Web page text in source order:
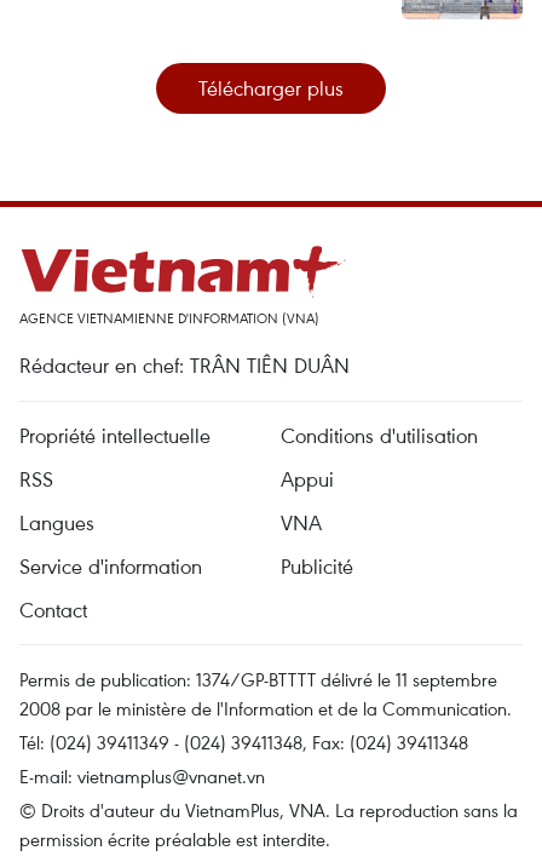
Télécharger plus
AGENCE VIETNAMIENNE D'INFORMATION (VNA)
Rédacteur en chef: TRÂN TIÊN DUÂN
Propriété intellectuelle
Conditions d'utilisation
RSS
Appui
Langues
VNA
Service d'information
Publicité
Contact
Permis de publication: 1374/GP-BTTTT délivré le 11 septembre
2008 par le ministère de l'Information et de la Communication.
Tél: (024) 39411349 - (024) 39411348, Fax: (024) 39411348
E-mail: vietnamplus@vnanet.vn
© Droits d'auteur du VietnamPlus, VNA. La reproduction sans la
permission écrite préalable est interdite.